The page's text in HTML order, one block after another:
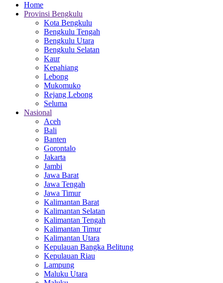
Home
Provinsi Bengkulu
Kota Bengkulu
Bengkulu Tengah
Bengkulu Utara
Bengkulu Selatan
Kaur
Kepahiang
Lebong
Mukomuko
Rejang Lebong
Seluma
Nasional
Aceh
Bali
Banten
Gorontalo
Jakarta
Jambi
Jawa Barat
Jawa Tengah
Jawa Timur
Kalimantan Barat
Kalimantan Selatan
Kalimantan Tengah
Kalimantan Timur
Kalimantan Utara
Kepulauan Bangka Belitung
Kepulauan Riau
Lampung
Maluku Utara